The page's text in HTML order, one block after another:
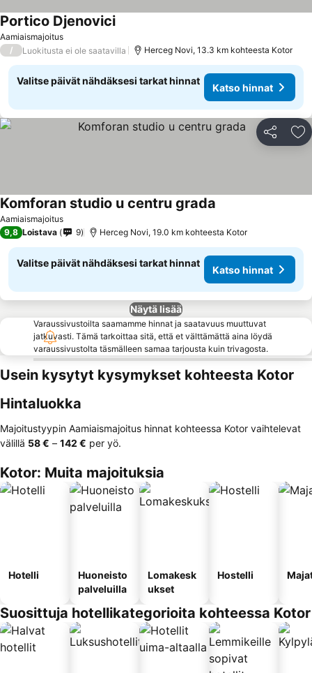
Aamiaismajoitus
Portico Djenovici
/ Luokitusta ei ole saatavilla Herceg Novi, 13.3 km kohteesta Kotor
Valitse päivät nähdäksesi tarkat hinnat
Katso hinnat
Jaa
Aamiaismajoitus
Komforan studio u centru grada
9,8 Loistava 9 Herceg Novi, 19.0 km kohteesta Kotor
Valitse päivät nähdäksesi tarkat hinnat
Katso hinnat
Näytä lisää
Varaussivustoilta saamamme hinnat ja saatavuus muuttuvat
jatkuvasti. Tämä tarkoittaa sitä, että et välttämättä aina löydä
varaussivustolta täsmälleen samaa tarjousta kuin trivagosta.
Usein kysytyt kysymykset kohteesta Kotor
Hintaluokka
Majoitustyypin Aamiaismajoitus hinnat kohteessa Kotor vaihtelevat
välillä ‎58 € – ‎142 € per yö.
Kotor: Muita majoituksia
Hotelli
Huoneisto
palveluilla
Lomakesk
ukset
Hostelli
Suosittuja hotellikategorioita kohteessa Kotor